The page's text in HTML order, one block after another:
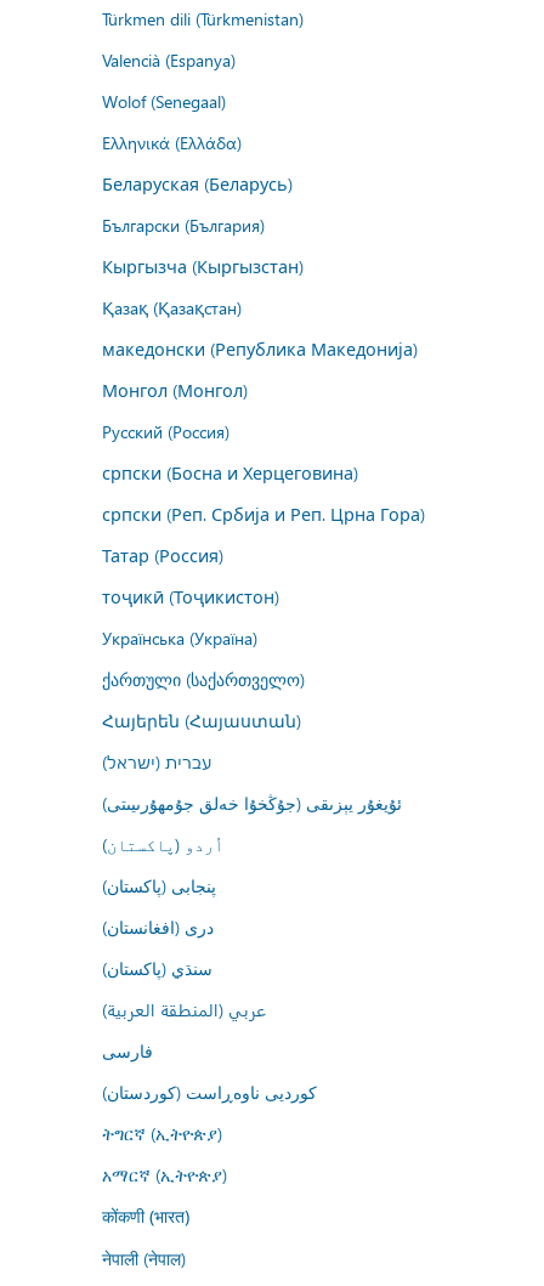
Türkmen dili (Türkmenistan)
Valencià (Espanya)
Wolof (Senegaal)
Ελληνικά (Ελλάδα)
Беларуская (Беларусь)
Български (България)
Кыргызча (Кыргызстан)
Қазақ (Қазақстан)
македонски (Република Македонија)
Монгол (Монгол)
Русский (Россия)
српски (Босна и Херцеговина)
српски (Реп. Србија и Реп. Црна Гора)
Татар (Россия)
тоҷикӣ (Тоҷикистон)
Українська (Україна)
ქართული (საქართველო)
Հայերեն (Հայաստան)
עברית (ישראל)
ئۇيغۇر يېزىقى (جۇڭخۇا خەلق جۇمھۇرىيىتى)
اُردو (پاکستان)
پنجابی (پاکستان)
درى (افغانستان)
سنڌي (پاکستان)
عربي (المنطقة العربية)
فارسى
کوردیی ناوەڕاست (کوردستان)
ትግርኛ (ኢትዮጵያ)
አማርኛ (ኢትዮጵያ)
कोंकणी (भारत)
नेपाली (नेपाल)